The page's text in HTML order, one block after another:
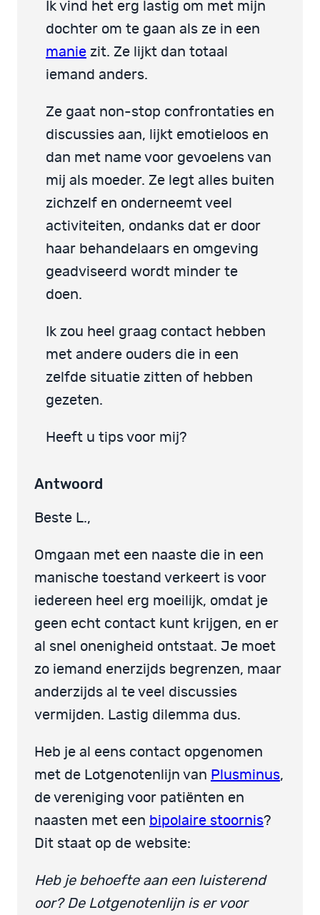
Ik vind het erg lastig om met mijn
dochter om te gaan als ze in een
manie zit. Ze lijkt dan totaal
iemand anders.
Ze gaat non-stop confrontaties en
discussies aan, lijkt emotieloos en
dan met name voor gevoelens van
mij als moeder. Ze legt alles buiten
zichzelf en onderneemt veel
activiteiten, ondanks dat er door
haar behandelaars en omgeving
geadviseerd wordt minder te
doen.
Ik zou heel graag contact hebben
met andere ouders die in een
zelfde situatie zitten of hebben
gezeten.
Heeft u tips voor mij?
Antwoord
Beste L.,
Omgaan met een naaste die in een
manische toestand verkeert is voor
iedereen heel erg moeilijk, omdat je
geen echt contact kunt krijgen, en er
al snel onenigheid ontstaat. Je moet
zo iemand enerzijds begrenzen, maar
anderzijds al te veel discussies
vermijden. Lastig dilemma dus.
Heb je al eens contact opgenomen
met de Lotgenotenlijn van Plusminus,
de vereniging voor patiënten en
naasten met een bipolaire stoornis?
Dit staat op de website:
Heb je behoefte aan een luisterend
oor? De Lotgenotenlijn is er voor